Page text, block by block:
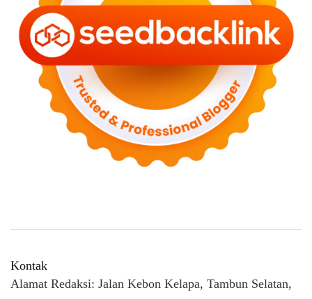
Kontak
Alamat Redaksi: Jalan Kebon Kelapa, Tambun Selatan,